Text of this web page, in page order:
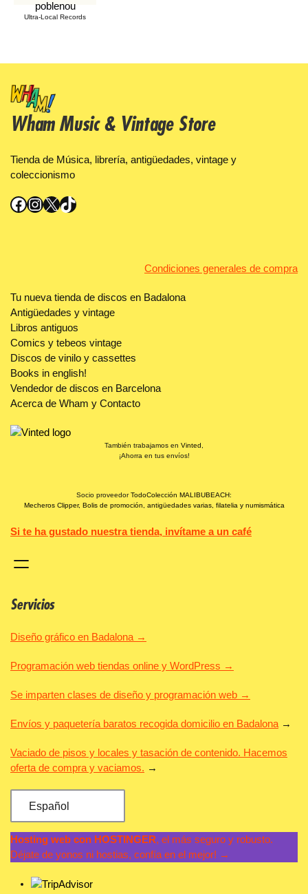
Ultra-Local Records
Wham Music & Vintage Store
Tienda de Música, librería, antigüedades, vintage y
coleccionismo
Facebook InstagramX TikTok
Condiciones generales de compra
Tu nueva tienda de discos en Badalona
Antigüedades y vintage
Libros antiguos
Comics y tebeos vintage
Discos de vinilo y cassettes
Books in english!
Vendedor de discos en Barcelona
Acerca de Wham y Contacto
También trabajamos en Vinted
¡Ahorra en tus envíos!
Socio proveedorTodoColección MALIBUBEACH:
Mecheros Clipper, Bolis de promoción, antigüedades varias, filatelia y numismática
Si te ha gustado nuestra tienda, invítame a un café
Servicios
Diseño gráfico en Badalona →
Programación web tiendas online y WordPress →
Se imparten clases de diseño y programación web →
Envíos y paquetería baratos recogida domicilio en Badalona →
Vaciado de pisos y locales y tasación de contenido. Hacemos
oferta de compra y vaciamos. →
Español
Hosting web con HOSTINGER, el más seguro y robusto.
Déjate de yonos ni hostias, confía en el mejor! →